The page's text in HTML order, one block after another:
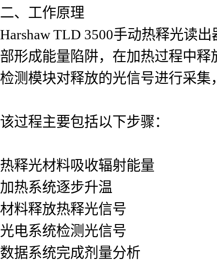
二、工作原理
Harshaw TLD 3500手动热释光读
部形成能量陷阱，在加热过程中
检测模块对释放的光信号进行采
该过程主要包括以下步骤：
热释光材料吸收辐射能量
加热系统逐步升温
材料释放热释光信号
光电系统检测光信号
数据系统完成剂量分析